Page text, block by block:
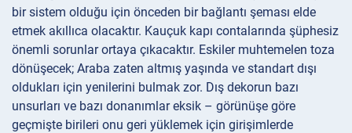
bir sistem olduğu için önceden bir bağlantı şeması elde
etmek akıllıca olacaktır. Kauçuk kapı contalarında şüphesiz
önemli sorunlar ortaya çıkacaktır. Eskiler muhtemelen toza
dönüşecek; Araba zaten altmış yaşında ve standart dışı
oldukları için yenilerini bulmak zor. Dış dekorun bazı
unsurları ve bazı donanımlar eksik – görünüşe göre
geçmişte birileri onu geri yüklemek için girişimlerde